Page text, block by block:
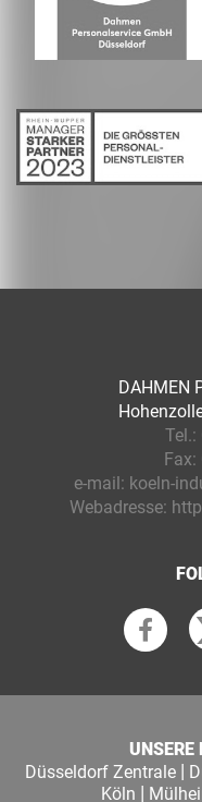
DAHMEN
Tel.:
Fax:
e-mail: koeln-
Webadresse:
UNSERE
Düsseldorf Zentrale|
Köln |